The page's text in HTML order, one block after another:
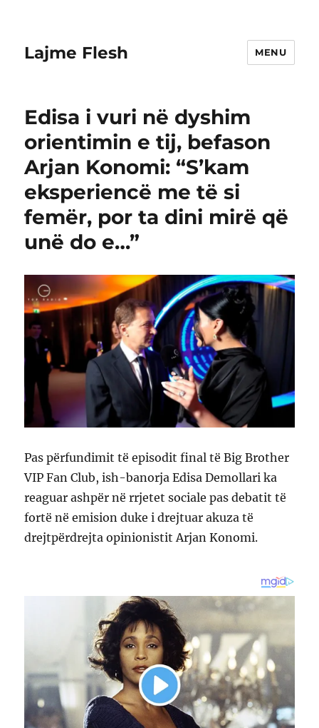
Lajme Flesh MENU
Edisa i vuri në dyshim
orientimin e tij, befason
Arjan Konomi: “S’kam
eksperiencë me të si
femër, por ta dini mirë që
unë do e…”
Pas përfundimit të episodit final të Big Brother
VIP Fan Club, ish-banorja Edisa Demollari ka
reaguar ashpër në rrjetet sociale pas debatit të
fortë në emision duke i drejtuar akuza të
drejtpërdrejta opinionistit Arjan Konomi.